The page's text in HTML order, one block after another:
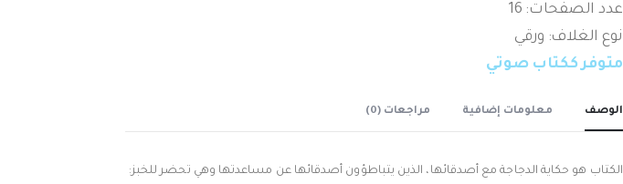
عدد الصفحات: 16
نوع الغلاف: ورقي
متوفر ككتاب صوتي
الوصف معلومات إضافية مراجعات (0)
الكتاب هو حكاية الدجاجة مع أصدقائها، الذين يتباطؤون أصدقائها عن مساعدتها وهي تحضر للخبز: